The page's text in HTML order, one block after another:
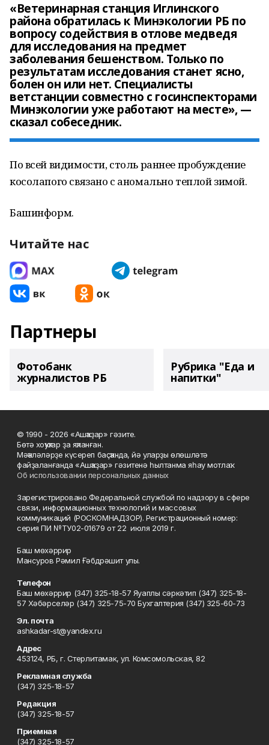
«Ветеринарная станция Иглинского
района обратилась к Минэкологии РБ по
вопросу содействия в отлове медведя
для исследования на предмет
заболевания бешенством. Только по
результатам исследования станет ясно,
болен он или нет. Специалисты
ветстанции совместно с госинспекторами
Минэкологии уже работают на месте», —
сказал собеседник.
По всей видимости, столь раннее пробуждение
косолапого связано с аномально теплой зимой.
Башинформ.
Читайте нас
Партнеры
Фотобанк
журналистов РБ
Рубрика "Еда и
напитки"
© 1990 - 2026 «Ашҡаҙар» гәзите.
Бөтә хоҡуҡтар ҙа яҡланған.
Мәҡәләләрҙе күсереп баҫҡанда, йә уларҙы өлөшләтә
файҙаланғанда «Ашҡаҙар» гәзитенә һылтанма яһау мотлаҡ.
Об использовании персональных данных
Зарегистрировано Федеральной службой по надзору в сфере
связи, информационных технологий и массовых
коммуникаций (РОСКОМНАДЗОР). Регистрационный номер:
серия ПИ №ТУ02-01679 от 22 июля 2019 г.
Баш мөхәррир
Мансуров Рәмил Ғәбдрәшит улы.
Телефон
Баш мөхәррир (347) 325-18-57 Яуаплы сәркәтип (347) 325-18-
57 Хәбәрселәр (347) 325-75-70 Бухгалтерия (347) 325-60-73
Эл. почта
ashkadar-st@yandex.ru
Адрес
453124, РБ, г. Стерлитамак, ул. Комсомольская, 82
Рекламная служба
(347) 325-18-57
Редакция
(347) 325-18-57
Приемная
(347) 325-18-57